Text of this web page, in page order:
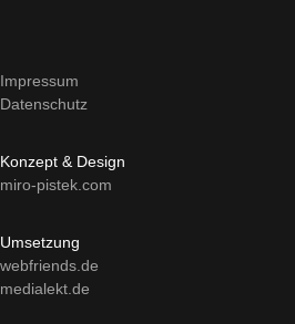
Impressum
Datenschutz
Konzept & Design
miro-pistek.com
Umsetzung
webfriends.de
medialekt.de